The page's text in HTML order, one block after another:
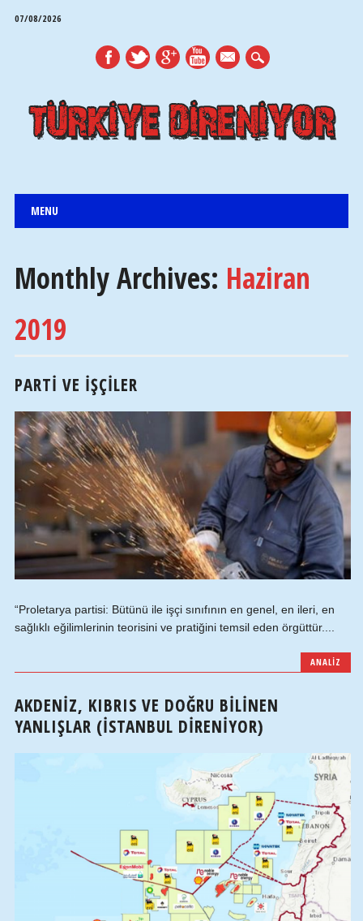
07/08/2026
mail
Main menu
MENU
Monthly Archives: Haziran
2019
PARTI VE İŞÇILER
“Proletarya partisi: Bütünü ile işçi sınıfının en genel, en ileri, en
sağlıklı eğilimlerinin teorisini ve pratiğini temsil eden örgüttür....
ANALIZ
AKDENIZ, KIBRIS VE DOĞRU BILINEN
YANLIŞLAR (İSTANBUL DIRENIYOR)